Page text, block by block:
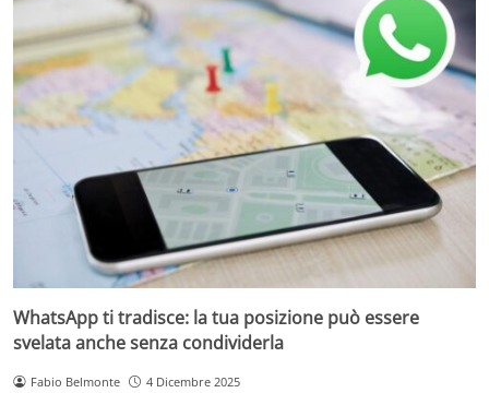
WhatsApp ti tradisce: la tua posizione può essere
svelata anche senza condividerla
Fabio Belmonte 4 Dicembre 2025